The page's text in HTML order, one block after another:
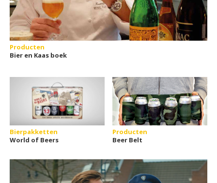
Producten
Bier en Kaas boek
Bierpakketten
World of Beers
Producten
Beer Belt